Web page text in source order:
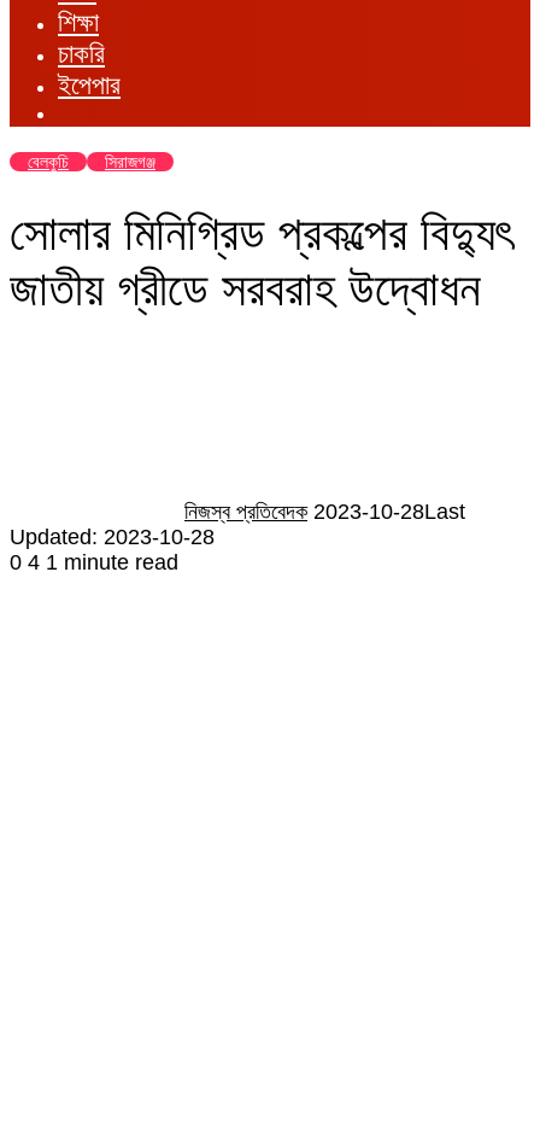
শিক্ষা
চাকরি
ইপেপার
বেলকুচি সিরাজগঞ্জ
সোলার মিনিগ্রিড প্রকল্পের বিদ্যুৎ
জাতীয় গ্রীডে সরবরাহ উদ্বোধন
নিজস্ব প্রতিবেদক 2023-10-28Last
Updated: 2023-10-28
0 4 1 minute read